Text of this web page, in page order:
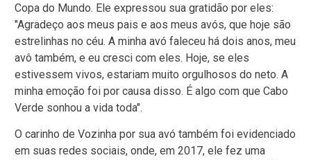
Copa do Mundo. Ele expressou sua gratidão por eles:
"Agradeço aos meus pais e aos meus avós, que hoje são
estrelinhas no céu. A minha avó faleceu há dois anos, meu
avô também, e eu cresci com eles. Hoje, se eles
estivessem vivos, estariam muito orgulhosos do neto. A
minha emoção foi por causa disso. É algo com que Cabo
Verde sonhou a vida toda".
O carinho de Vozinha por sua avó também foi evidenciado
em suas redes sociais, onde, em 2017, ele fez uma